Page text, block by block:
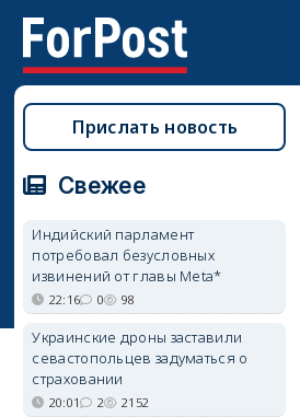
Прислать новость
Свежее
Индийский парламент
потребовал безусловных
извинений от главы Meta*
22:16 0 98
Украинские дроны заставили
севастопольцев задуматься о
страховании
20:01 2 2152